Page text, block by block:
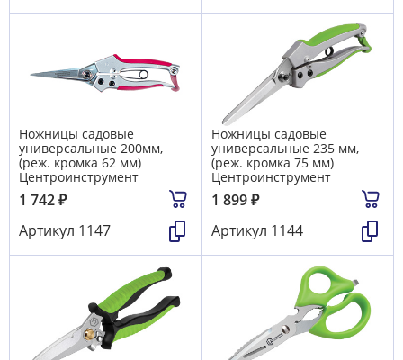
Ножницы садовые
универсальные 200мм,
(реж. кромка 62 мм)
Центроинструмент
1 742₽
Артикул 1147
Ножницы садовые
универсальные 235 мм,
(реж. кромка 75 мм)
Центроинструмент
1 899₽
Артикул 1144